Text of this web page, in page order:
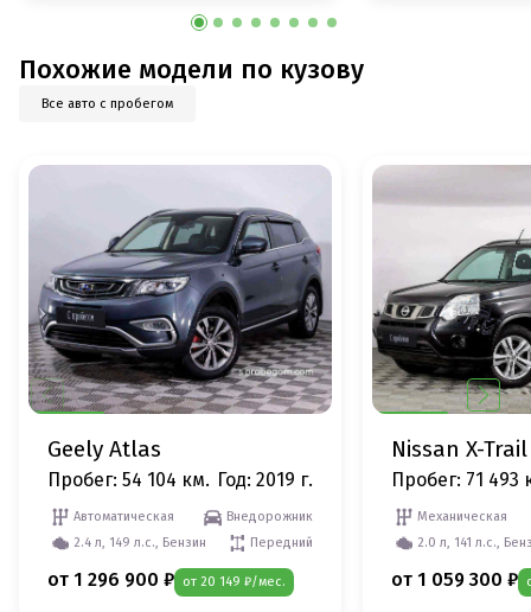
Похожие модели по кузову
Все авто с пробегом
Geely Atlas
Пробег: 54 104 км. Год: 2019 г.
Автоматическая
Внедорожник
2.4 л, 149 л.с., Бензин
Передний
от 1 296 900 ₽ от 20 149 ₽/мес.
Nissan X-Trail
Пробег: 71 493
Механическая
2.0 л, 141 л.с.,
от 1 059 300 ₽